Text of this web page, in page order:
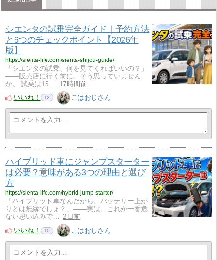
シエンタの試乗完全ガイド｜予約方法
と6つのチェックポイント【2026年
版】
https://sienta-life.com/sienta-shijou-guide/
「シエンタの試乗、何を見てくればいいの？」
——販売店に行く前に、そう思っていません
か。 試乗は15…
17時間前
いいね！
12 こはおじさん
ハイブリッド車にジャンプスターター
は必要？意味がある3つの理由と選び
方
https://sienta-life.com/hybrid-jump-starter/
「ハイブリッド車なんだから、バッテリー上が
りとは無縁でしょ？」——実は、これが一番危
ない思い込みで…
2日前
いいね！
10 こはおじさん